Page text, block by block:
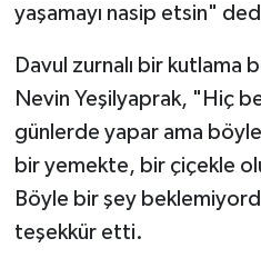
yaşamayı nasip etsin"
Davul zurnalı bir kutlama
Nevin Yeşilyaprak, "Hiç
günlerde yapar ama
bir yemekte, bir çiçekle
Böyle bir şey
teşekkür etti.